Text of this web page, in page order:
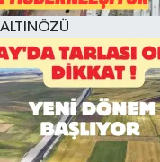
ALTINÖZÜ